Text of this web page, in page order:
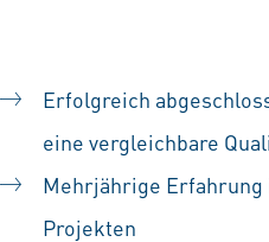
Erfolgreich
eine vergleichbare
Mehrjährige Erfahrung
Projekten